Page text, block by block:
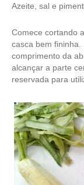
Azeite, sal e
Comece cortando
casca bem fininha.
comprimento da
alcançar a parte
reservada para